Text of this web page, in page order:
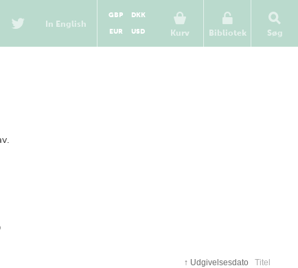
In English
Kurv
GBP
DKK
EUR
USD Bibliotek Søg
↑ Udgivelsesdato Titel